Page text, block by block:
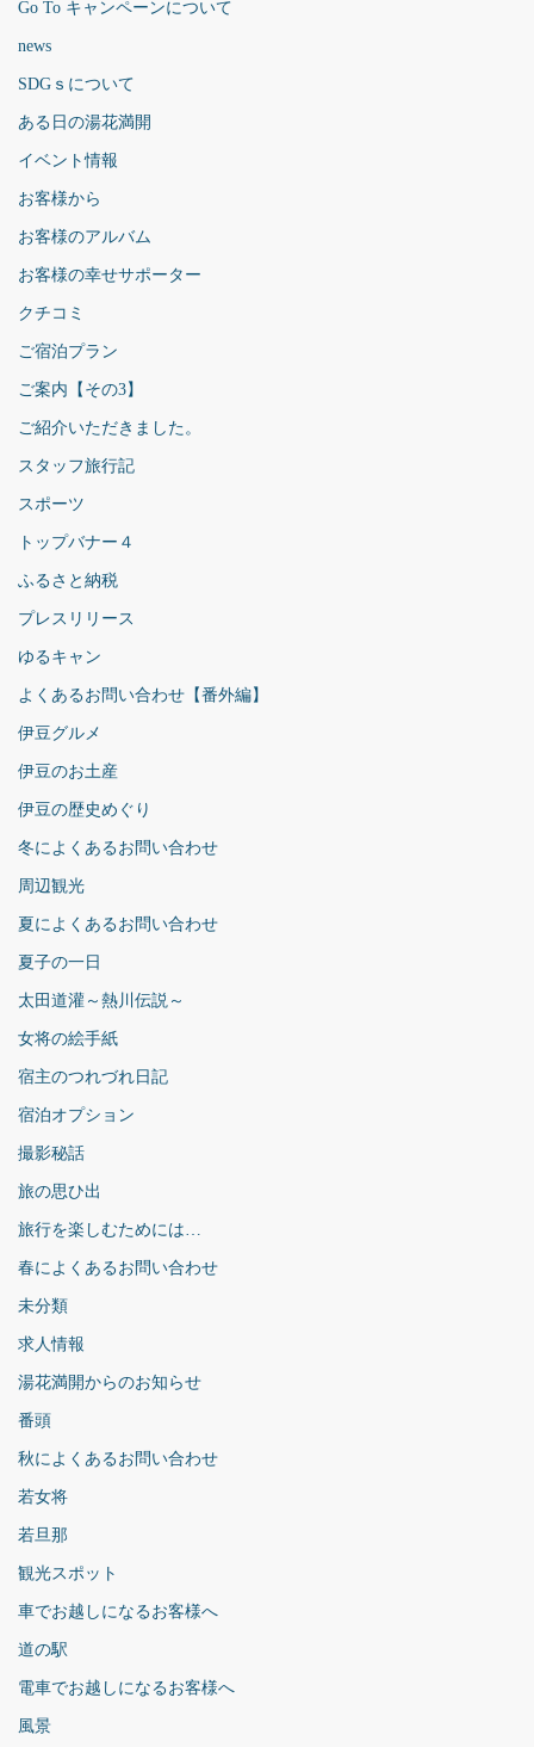
Go To キャンペーンについて
news
SDGｓについて
ある日の湯花満開
イベント情報
お客様から
お客様のアルバム
お客様の幸せサポーター
クチコミ
ご宿泊プラン
ご案内【その3】
ご紹介いただきました。
スタッフ旅行記
スポーツ
トップバナー４
ふるさと納税
プレスリリース
ゆるキャン
よくあるお問い合わせ【番外編】
伊豆グルメ
伊豆のお土産
伊豆の歴史めぐり
冬によくあるお問い合わせ
周辺観光
夏によくあるお問い合わせ
夏子の一日
太田道灌～熱川伝説～
女将の絵手紙
宿主のつれづれ日記
宿泊オプション
撮影秘話
旅の思ひ出
旅行を楽しむためには…
春によくあるお問い合わせ
未分類
求人情報
湯花満開からのお知らせ
番頭
秋によくあるお問い合わせ
若女将
若旦那
観光スポット
車でお越しになるお客様へ
道の駅
電車でお越しになるお客様へ
風景